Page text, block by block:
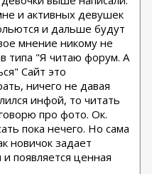
и активных девушек
и дальше будут
мнение никому не
типа "Я читаю форум. А
Сайт это
ничего не давая
инфой, то читать
про фото. Ок.
пока нечего. Но сама
новичок задает
и появляется ценная